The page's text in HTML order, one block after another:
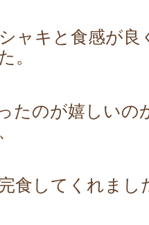
ャキと食感が良
。
たのが嬉しいの
食してくれまし